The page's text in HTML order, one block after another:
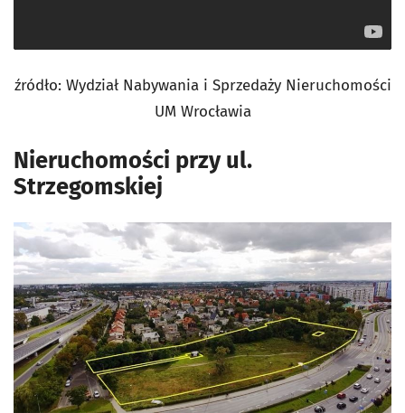
źródło: Wydział Nabywania i Sprzedaży Nieruchomości
UM Wrocławia
Nieruchomości przy ul.
Strzegomskiej